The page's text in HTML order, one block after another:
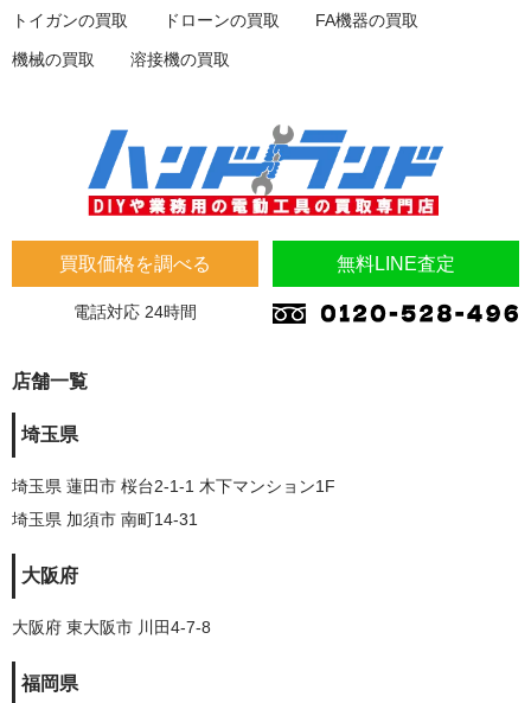
買取価格を調べる 無料LINE査定
電話対応 24時間
店舗一覧
埼玉県
埼玉県 蓮田市 桜台2-1-1 木下マンション1F
埼玉県 加須市 南町14-31
大阪府
大阪府 東大阪市 川田4-7-8
福岡県
トイガンの買取 ドローンの買取 FA機器の買取
機械の買取 溶接機の買取